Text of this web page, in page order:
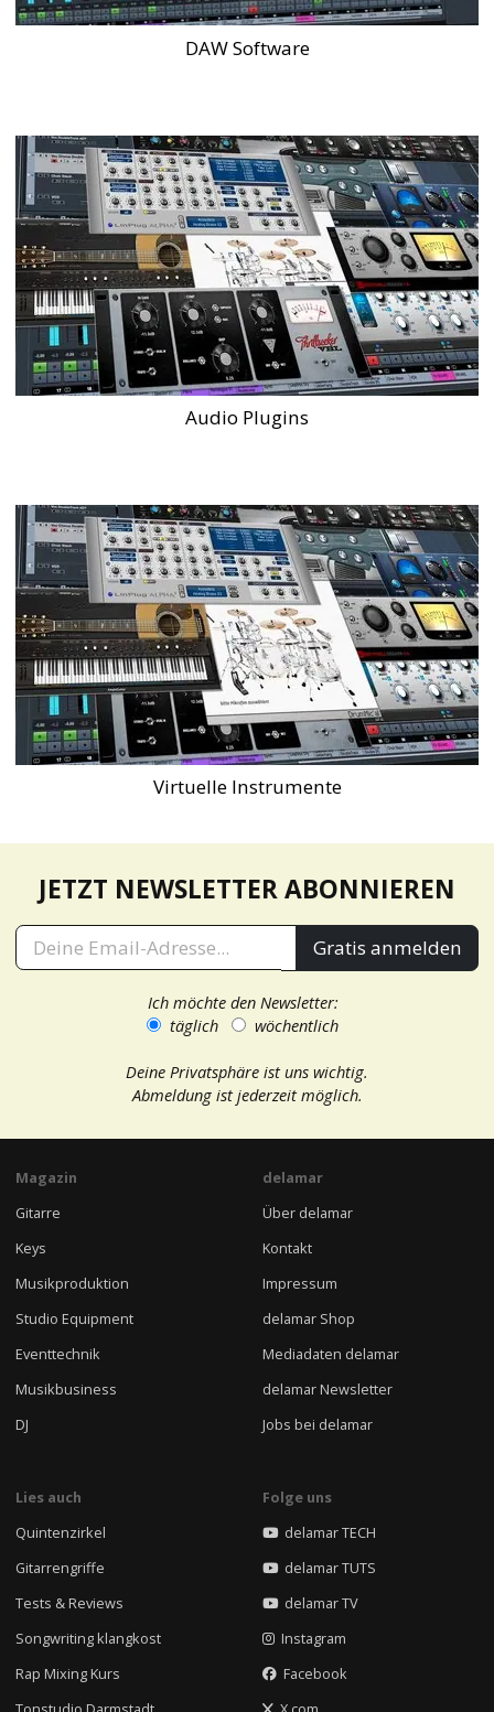
DAW Software
Audio Plugins
Virtuelle Instrumente
JETZT NEWSLETTER ABONNIEREN
Gratis anmelden
Ich möchte den Newsletter:
täglich
wöchentlich
Deine Privatsphäre ist uns wichtig.
Abmeldung ist jederzeit möglich.
Magazin
Gitarre
Keys
Musikproduktion
Studio Equipment
Eventtechnik
Musikbusiness
DJ
delamar
Über delamar
Kontakt
Impressum
delamar Shop
Mediadaten delamar
delamar Newsletter
Jobs bei delamar
Lies auch
Quintenzirkel
Gitarrengriffe
Tests & Reviews
Songwriting klangkost
Rap Mixing Kurs
Folge uns
delamar TECH
delamar TUTS
delamar TV
Instagram
Facebook